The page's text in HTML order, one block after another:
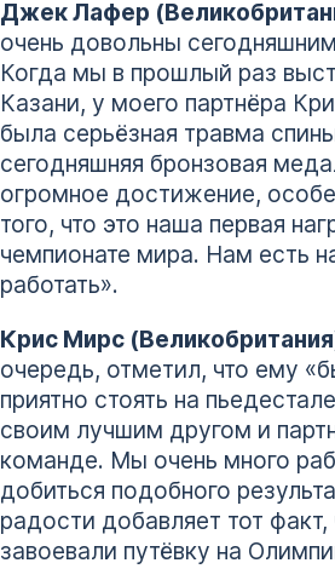
Джек Лафер
очень довольны
Когда мы в прошлый раз
Казани, у моего партнёра
была серьёзная травма
сегодняшняя бронзовая
огромное достижение,
того, что это наша первая
чемпионате мира. Нам есть
работать».
Крис Мирс
очередь, отметил, что ему
приятно стоять на
своим лучшим другом и
команде. Мы очень много
добиться подобного
радости добавляет тот
завоевали путёвку на